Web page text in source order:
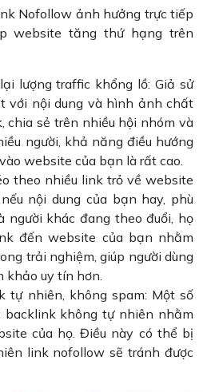
Nofollow ảnh hưởng trực tiếp
website tăng thứ hạng trên
lượng traffic khổng lồ: Giả sử
với nội dung và hình ảnh chất
chia sẻ trên nhiều hội nhóm và
người, khả năng điều hướng
website của bạn là rất cao.
theo nhiều link trỏ về website
nội dung của bạn hay, phù
người khác đang theo đuổi, họ
đến website của bạn nhằm
trải nghiệm, giúp người dùng
khảo uy tín hơn.
tự nhiên, không spam: Một số
backlink không tự nhiên nhằm
của họ. Điều này có thể bị
link nofollow sẽ tránh được